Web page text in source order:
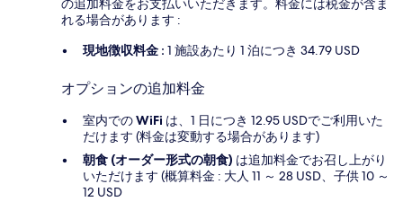
の追加料金をお支払いいただきます。料金には税金が含ま
れる場合があります :
現地徴収料金 : 1 施設あたり 1 泊につき 34.79 USD
オプションの追加料金
室内でのWiFi は、1 日につき 12.95 USDでご利用いた
だけます (料金は変動する場合があります)
朝食 (オーダー形式の朝食) は追加料金でお召し上がり
いただけます (概算料金 : 大人 11 ～ 28 USD、子供 10 ～
12 USD